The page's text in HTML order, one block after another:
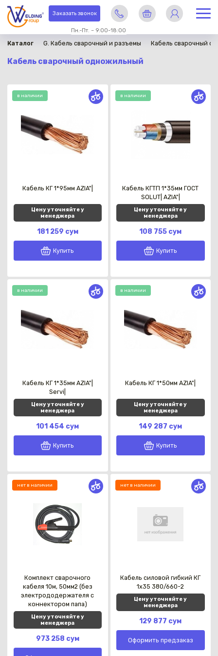
Заказать звонок
Пн.-Пт. – 9:00-18:00
Каталог G. Кабель сварочный и разъемы Кабель сварочный
Кабель сварочный одножильный
в наличии
Кабель КГ 1*95мм AZIA"|
Цену уточняйте у
менеджера
181 259 сум
Купить
в наличии
Кабель КГТП 1*35мм ГОСТ
SOLUT| AZIA"|
Цену уточняйте у
менеджера
108 755 сум
Купить
в наличии
Кабель КГ 1*35мм AZIA"|
Servi|
Цену уточняйте у
менеджера
101 454 сум
Купить
в наличии
Кабель КГ 1*50мм AZIA"|
Цену уточняйте у
менеджера
149 287 сум
Купить
нет в наличии
Комплект сварочного
кабеля 10м, 50мм2 (без
электрододержателя с
коннектором папа)
Цену уточняйте у
менеджера
973 258 сум
нет в наличии
Кабель силовой гибкий КГ
1х35 380/660-2
Цену уточняйте у
менеджера
129 877 сум
Оформить предзаказ